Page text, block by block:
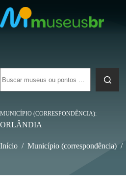
para
o
conteúdo
resultados
MUNICÍPIO (CORRESPONDÊNCIA)
ORLÂNDIA
Início / Município (correspondência) /